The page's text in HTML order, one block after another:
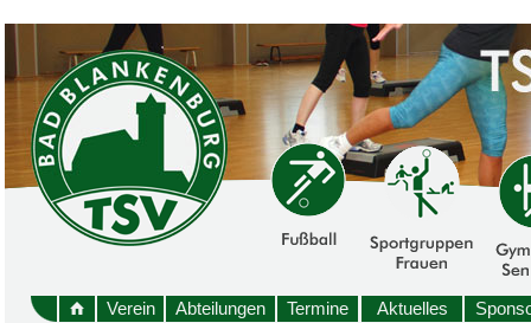
Verein Abteilungen Termine Aktuelles